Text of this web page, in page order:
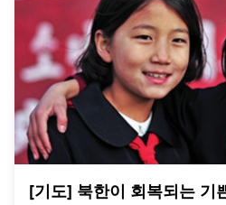
[기도] 북한이 회복되는 기